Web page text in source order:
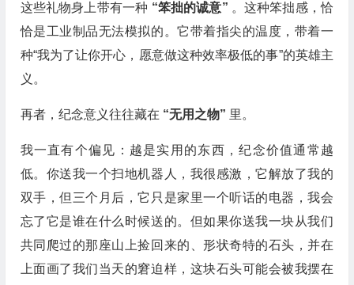
这些礼物身上带有一种 “笨拙的诚意” 。这种笨拙感，恰
恰是工业制品无法模拟的。它带着指尖的温度，带着一
种“我为了让你开心，愿意做这种效率极低的事”的英雄主
义。
再者，纪念意义往往藏在 “无用之物” 里。
我一直有个偏见：越是实用的东西，纪念价值通常越
低。你送我一个扫地机器人，我很感激，它解放了我的
双手，但三个月后，它只是家里一个听话的电器，我会
忘了它是谁在什么时候送的。但如果你送我一块从我们
共同爬过的那座山上捡回来的、形状奇特的石头，并在
上面画了我们当天的窘迫样，这块石头可能会被我摆在